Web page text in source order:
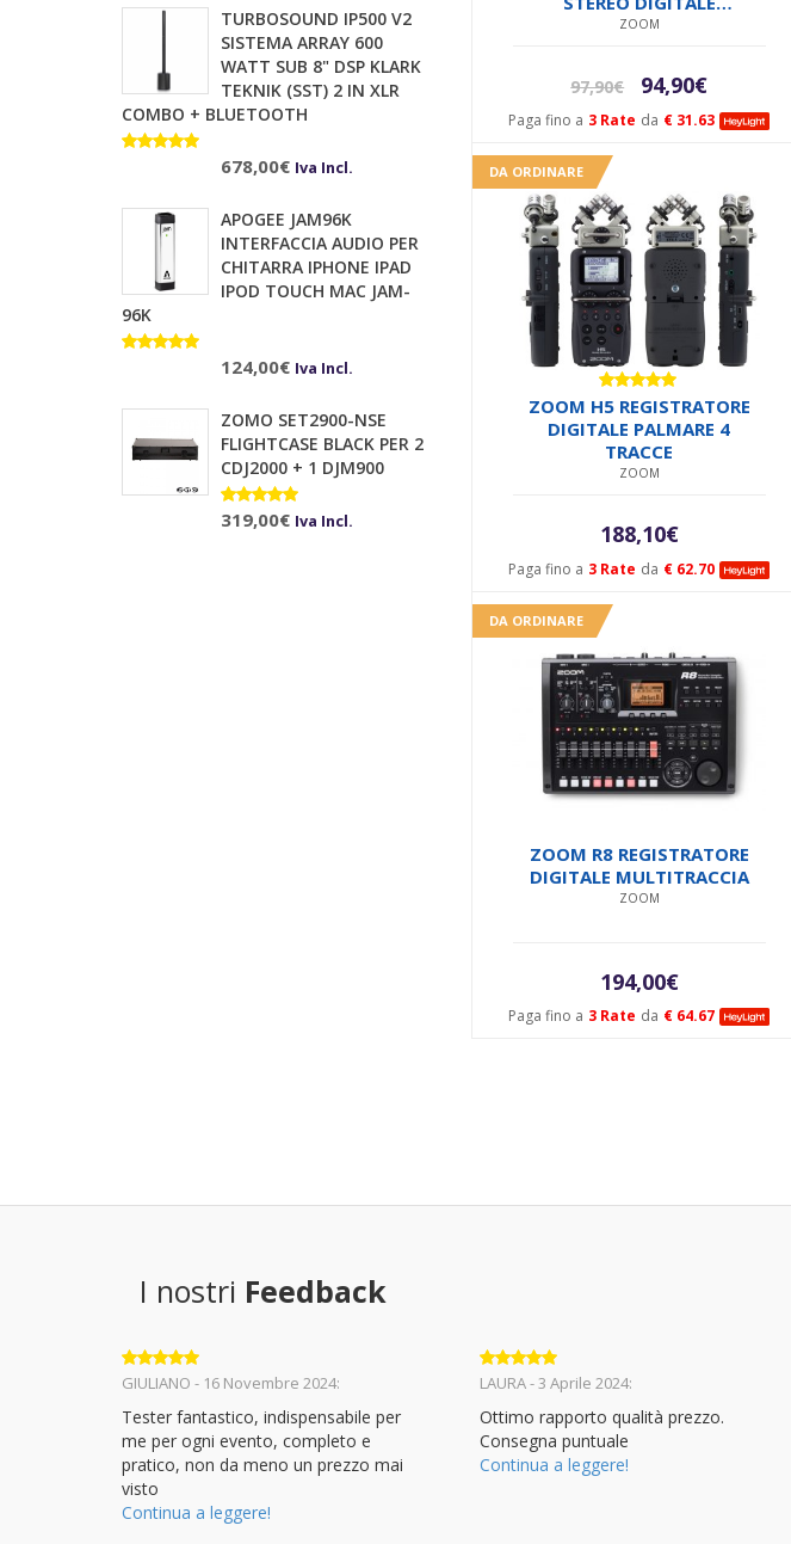
Paga fino a 3 Rate da € 31.63
COMPATTO A 32 BIT
ZOOM
97,90€
Il
originale
94,90€Il
attuale
DA ORDINARE
Paga fino a 3 Rate da € 62.70
Valutato
5.00su 5
ZOOM H5 REGISTRATORE
DIGITALE PALMARE 4
TRACCE
ZOOM
188,10€
DA ORDINARE
Paga fino a 3 Rate da € 64.67
ZOOM R8 REGISTRATORE
DIGITALE MULTITRACCIA
ZOOM
194,00€
TURBOSOUND IP500 V2
SISTEMA ARRAY 600
WATT SUB 8" DSP KLARK
TEKNIK (SST) 2 IN XLR
COMBO + BLUETOOTH
10.00su 5
678,00€ Iva Incl.
APOGEE JAM96K
INTERFACCIA AUDIO PER
CHITARRA IPHONE IPAD
IPOD TOUCH MAC JAM-
96K
124,00€ Iva Incl.
ZOMO SET2900-NSE
FLIGHTCASE BLACK PER 2
CDJ2000 + 1 DJM900
Valutato
5.00su 5
319,00€ Iva Incl.
I nostri Feedback
Valutato 5
GIULIANO - 16 Novembre 2024:
Tester fantastico, indispensabile per
me per ogni evento, completo e
pratico, non da meno un prezzo mai
visto
Continua a leggere!
Valutato 5
LAURA - 3 Aprile 2024:
Ottimo rapporto qualità prezzo.
Consegna puntuale
Continua a leggere!